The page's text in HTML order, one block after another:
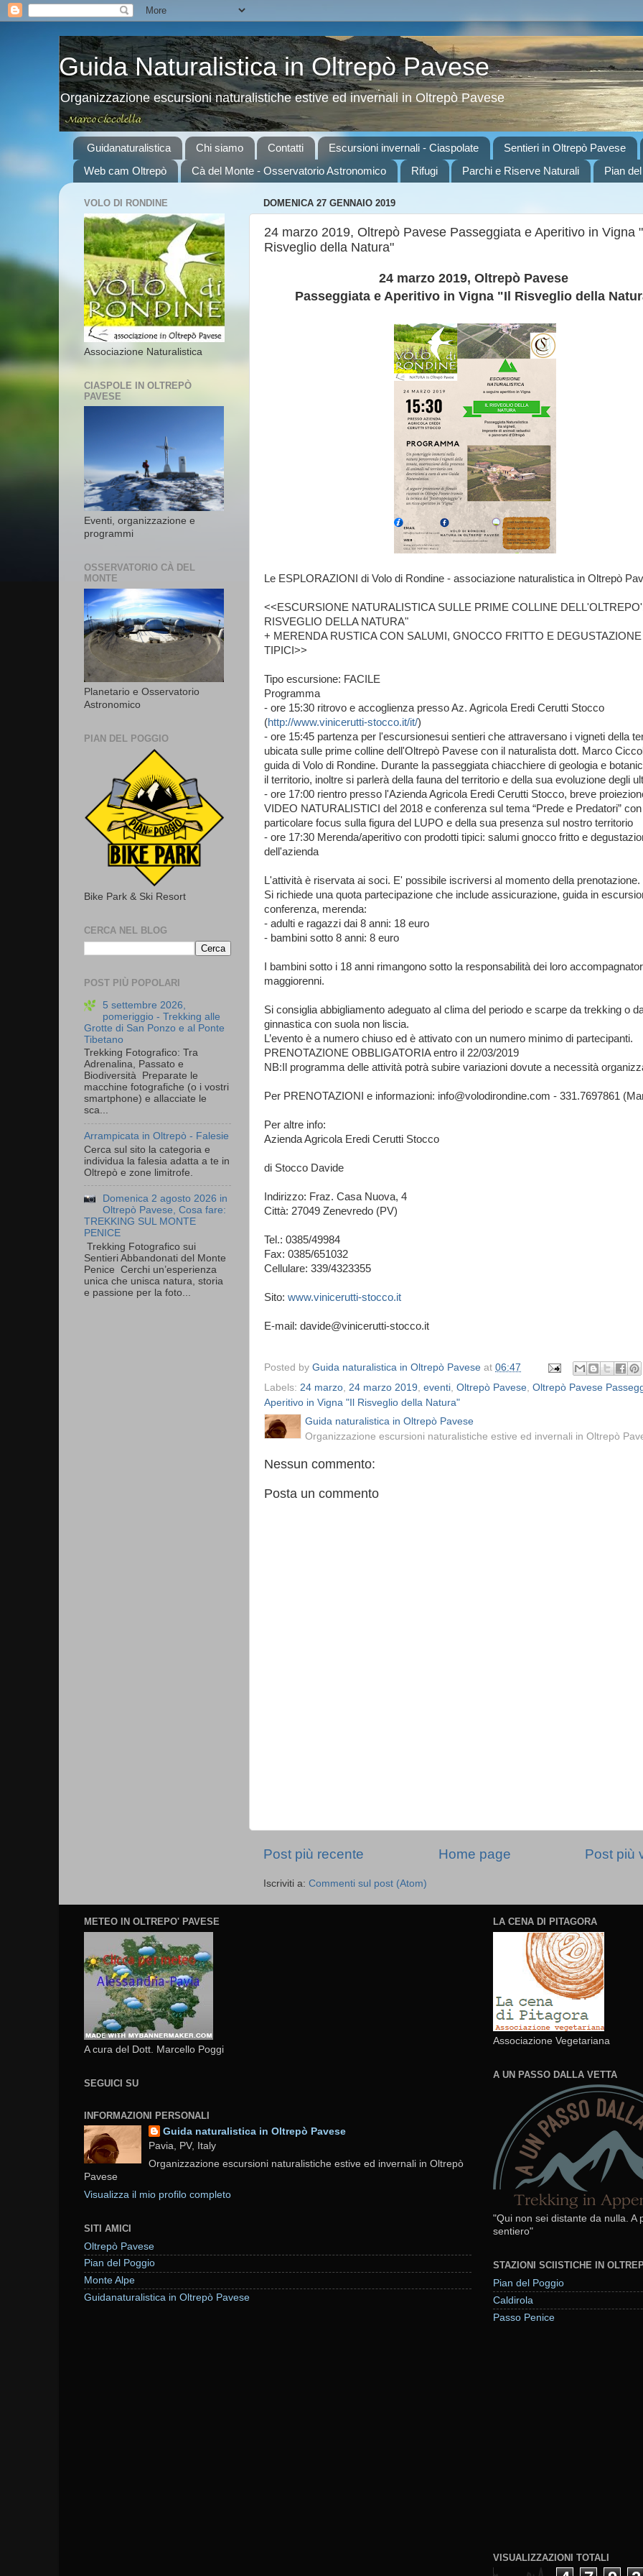
Guida Naturalistica in Oltrepò Pavese
Organizzazione escursioni naturalistiche estive ed invernali in Oltrepò Pavese
Guidanaturalistica Chi siamo Contatti Escursioni invernali - Ciaspolate Sentieri in Oltrepò Pavese
Web cam Oltrepò
Cà del Monte - Osservatorio Astronomico Rifugi Parchi e Riserve Naturali Pian
DOMENICA 27 GENNAIO 2019
24 marzo 2019, Oltrepò Pavese Passeggiata e Aperitivo in Vigna
Risveglio della Natura"
24 marzo 2019, Oltrepò Pavese
Passeggiata e Aperitivo in Vigna "Il Risveglio della
Le ESPLORAZIONI di Volo di Rondine - associazione naturalistica in Oltrepò
<<ESCURSIONE NATURALISTICA SULLE PRIME COLLINE
RISVEGLIO DELLA NATURA"
+ MERENDA RUSTICA CON SALUMI, GNOCCO FRITTO E DEGUSTAZIONE
TIPICI>>
Tipo escursione: FACILE
Programma
- ore 15:30 ritrovo e accoglienza presso Az. Agricola Eredi Cerutti Stocco
(http://www.vinicerutti-stocco.it/it/)
- ore 15:45 partenza per l'escursionesui sentieri che attraversano i vigneti della
ubicata sulle prime colline dell'Oltrepò Pavese con il naturalista dott. Marco
guida di Volo di Rondine. Durante la passeggiata chiacchiere di geologia e
il territorio, inoltre si parlerà della fauna del territorio e della sua evoluzione degli
- ore 17:00 rientro presso l'Azienda Agricola Eredi Cerutti Stocco, breve
VIDEO NATURALISTICI del 2018 e conferenza sul tema “Prede e Predatori” con
particolare focus sulla figura del LUPO e della sua presenza sul nostro territorio
- ore 17:30 Merenda/aperitivo con prodotti tipici: salumi gnocco fritto e
dell'azienda
L'attività è riservata ai soci. E' possibile iscriversi al momento della prenotazione.
Si richiede una quota partecipazione che include assicurazione, guida in
conferenza, merenda:
- adulti e ragazzi dai 8 anni: 18 euro
- bambini sotto 8 anni: 8 euro
I bambini sotto i 18 anni rimangono sotto la responsabilità dei loro
maggiorenni.
Si consiglia abbigliamento adeguato al clima del periodo e scarpe da trekking o
ginnastica con suola non liscia.
L’evento è a numero chiuso ed è attivato con un numero minimo di partecipanti.
PRENOTAZIONE OBBLIGATORIA entro il 22/03/2019
NB:Il programma delle attività potrà subire variazioni dovute a necessità
Per PRENOTAZIONI e informazioni: info@volodirondine.com - 331.7697861
Per altre info:
Azienda Agricola Eredi Cerutti Stocco
di Stocco Davide
Indirizzo: Fraz. Casa Nuova, 4
Città: 27049 Zenevredo (PV)
Tel.: 0385/49984
Fax: 0385/651032
Cellulare: 339/4323355
Sito: www.vinicerutti-stocco.it
E-mail: davide@vinicerutti-stocco.it
Posted by Guida naturalistica in Oltrepò Pavese at 06:47
Labels: 24 marzo 24 marzo 2019 eventi Oltrepò Pavese Oltrepò Pavese
Aperitivo in Vigna "Il Risveglio della Natura"
Guida naturalistica in Oltrepò Pavese
Organizzazione escursioni naturalistiche estive ed invernali in Oltrepò
Nessun commento:
Posta un commento
Post più recente Post più
Home page
Iscriviti a: Commenti sul post (Atom)
VOLO DI RONDINE
Associazione Naturalistica
CIASPOLE IN OLTREPÒ
PAVESE
Eventi, organizzazione e
programmi
OSSERVATORIO CÀ DEL
MONTE
Planetario e Osservatorio
Astronomico
PIAN DEL POGGIO
Bike Park & Ski Resort
CERCA NEL BLOG
POST PIÙ POPOLARI
5 settembre 2026,
pomeriggio - Trekking alle
Grotte di San Ponzo e al Ponte
Tibetano
Trekking Fotografico: Tra
Adrenalina, Passato e
Biodiversità Preparate le
macchine fotografiche (o i vostri
smartphone) e allacciate le
sca...
Arrampicata in Oltrepò - Falesie
Cerca sul sito la categoria e
individua la falesia adatta a te in
Oltrepò e zone limitrofe.
Domenica 2 agosto 2026 in
Oltrepò Pavese, Cosa fare:
TREKKING SUL MONTE
PENICE
Trekking Fotografico sui
Sentieri Abbandonati del Monte
Penice Cerchi un’esperienza
unica che unisca natura, storia
e passione per la foto...
METEO IN OLTREPO' PAVESE
A cura del Dott. Marcello Poggi
SEGUICI SU
INFORMAZIONI PERSONALI
Guida naturalistica in Oltrepò Pavese
Pavia, PV, Italy
Organizzazione escursioni naturalistiche estive ed invernali in Oltrepò
Pavese
Visualizza il mio profilo completo
SITI AMICI
Oltrepò Pavese
Pian del Poggio
Monte Alpe
Guidanaturalistica in Oltrepò Pavese
LA CENA DI PITAGORA
Associazione Vegetariana
A UN PASSO DALLA VETTA
"Qui non sei distante da nulla. A
sentiero"
STAZIONI SCIISTICHE IN
Pian del Poggio
Caldirola
Passo Penice
VISUALIZZAZIONI TOTALI